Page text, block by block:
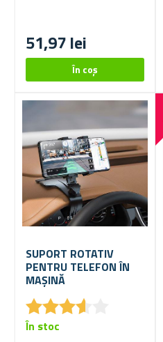
51,97 lei
SUPORT ROTATIV
PENTRU TELEFON ÎN
MAȘINĂ
★★★★
★★★★
În stoc